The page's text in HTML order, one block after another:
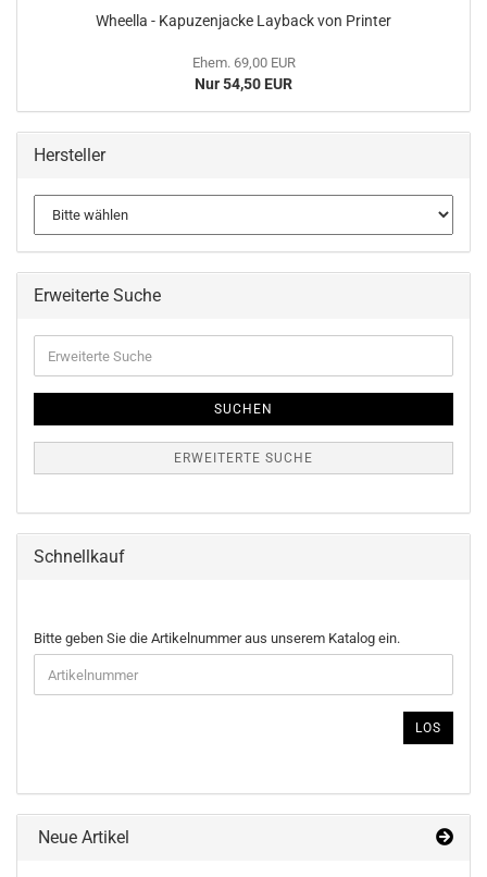
Wheel­la - Ka­pu­zen­ja­cke Lay­back von Prin­ter
Ehem. 69,00 EUR
Nur 54,50 EUR
Hersteller
Erweiterte Suche
Suche
SUCHEN
ERWEITERTE SUCHE
Schnellkauf
BITTE
GEBEN
SIE
DIE
EIN.
Bitte geben Sie die Artikelnummer aus unserem Katalog ein.
LOS
Neue Artikel